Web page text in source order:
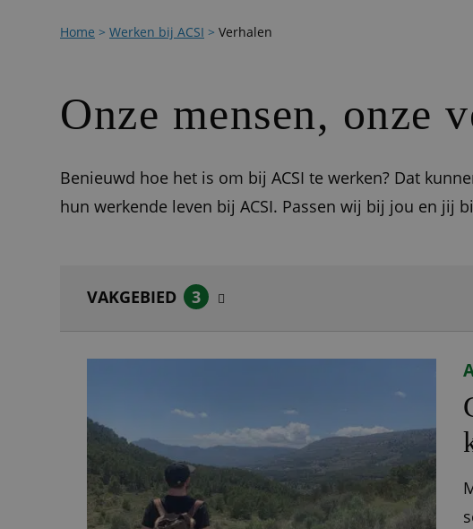
Home > Werken bij ACSI > Verhalen
Onze mensen, onze
Benieuwd hoe het is om bij ACSI te werken? Dat
hun werkende leven bij ACSI. Passen wij bij jou en jij
VAKGEBIED 3